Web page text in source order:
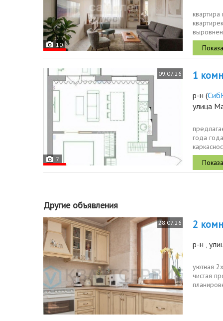
10
09.07.26
7
1
р-н (
улица
года
Другие объявления
28.07.26 2
р-н ,
уютная
чистая